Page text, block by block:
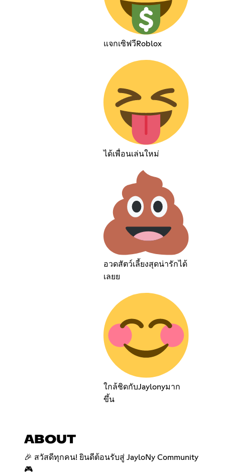
แจกเซิฟวีRoblox
ได้เพื่อนเล่นใหม่
อวดสัตว์เลี้ยงสุดน่ารักได้
เลยย
ใกล้ชิดกับJaylonyมาก
ขึ้น
ABOUT
🎉 สวัสดีทุกคน! ยินดีต้อนรับสู่ JayloNy Community
🎮